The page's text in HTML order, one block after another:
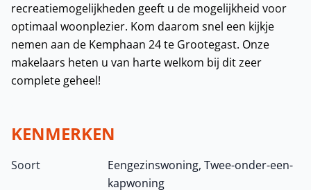
recreatiemogelijkheden geeft u de mogelijkheid voor
optimaal woonplezier. Kom daarom snel een kijkje
nemen aan de Kemphaan 24 te Grootegast. Onze
makelaars heten u van harte welkom bij dit zeer
complete geheel!
KENMERKEN
Soort
Eengezinswoning, Twee-onder-een-
kapwoning